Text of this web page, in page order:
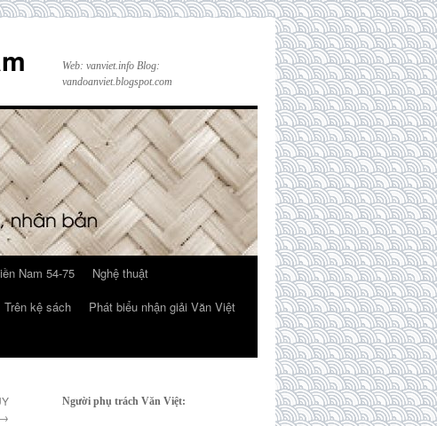
Web: vanviet.info Blog:
vandoanviet.blogspot.com
Nam 54-75
Nghệ thuật
Trên kệ sách
Phát biểu nhận giải Văn Việt
→
Người phụ trách Văn Việt: